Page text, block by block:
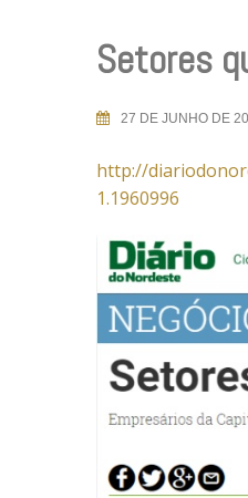
Setores
27 DE JUNHO DE
http://
1.1960996